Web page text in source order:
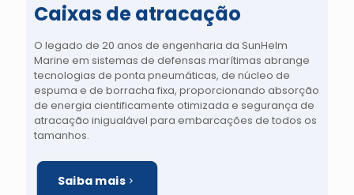
Caixas de atracação
O legado de 20 anos de engenharia da SunHelm
Marine em sistemas de defensas marítimas abrange
tecnologias de ponta pneumáticas, de núcleo de
espuma e de borracha fixa, proporcionando absorção
de energia cientificamente otimizada e segurança de
atracação inigualável para embarcações de todos os
tamanhos.
Saiba mais